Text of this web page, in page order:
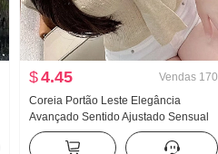
$4.45 Vendas 170
Coreia Portão Leste Elegância
Avançado Sentido Ajustado Sensual
Puro Desejo Vento Mulher Fita
flutuante Manga curta Malha